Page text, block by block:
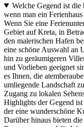
Welche Gegend ist
wenn man ein
Wenn Sie eine
Gebiet auf Kreta, in
den malerischen Hafen
eine schöne Auswahl an
hin zu geräumigeren
und Vorlieben geeignet
es Ihnen, die
umliegende Landschaft
Zugang zu lokalen
Highlights der Gegend
der eine wunderschöne
Darüber hinaus bieten